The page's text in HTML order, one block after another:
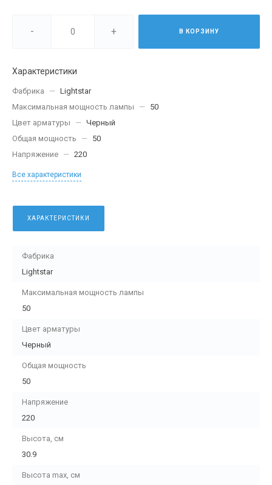
- + В КОРЗИНУ
Характеристики
Фабрика — Lightstar
Максимальная мощность лампы
— 50
Цвет арматуры
— Черный
Общая мощность
— 50
Напряжение — 220
Все характеристики
ХАРАКТЕРИСТИКИ
Фабрика
Lightstar
Максимальная мощность лампы
50
Цвет арматуры
Черный
Общая мощность
50
Напряжение
220
Высота, см
30.9
Высота max, см